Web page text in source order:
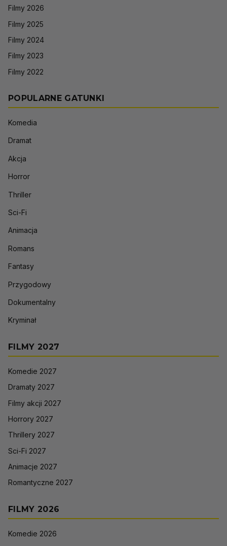
Filmy 2026
Filmy 2025
Filmy 2024
Filmy 2023
Filmy 2022
POPULARNE GATUNKI
Komedia
Dramat
Akcja
Horror
Thriller
Sci-Fi
Animacja
Romans
Fantasy
Przygodowy
Dokumentalny
Kryminał
FILMY 2027
Komedie 2027
Dramaty 2027
Filmy akcji 2027
Horrory 2027
Thrillery 2027
Sci-Fi 2027
Animacje 2027
Romantyczne 2027
FILMY 2026
Komedie 2026